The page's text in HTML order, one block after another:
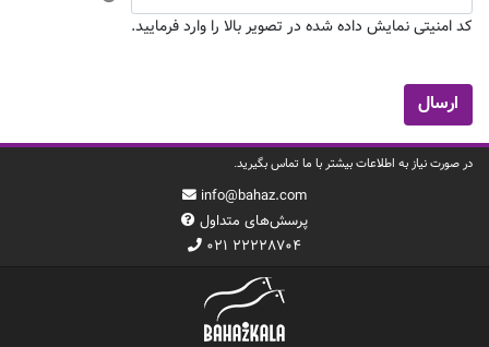
کد امنیتی نمایش داده شده در تصویر بالا را وارد فرمایید.
در صورت نیاز به اطلاعات بیشتر با ما تماس بگیرید.
info@bahaz.com
پرسش‌های متداول
۰۲۱ ۲۲۲۲۸۷۰۴